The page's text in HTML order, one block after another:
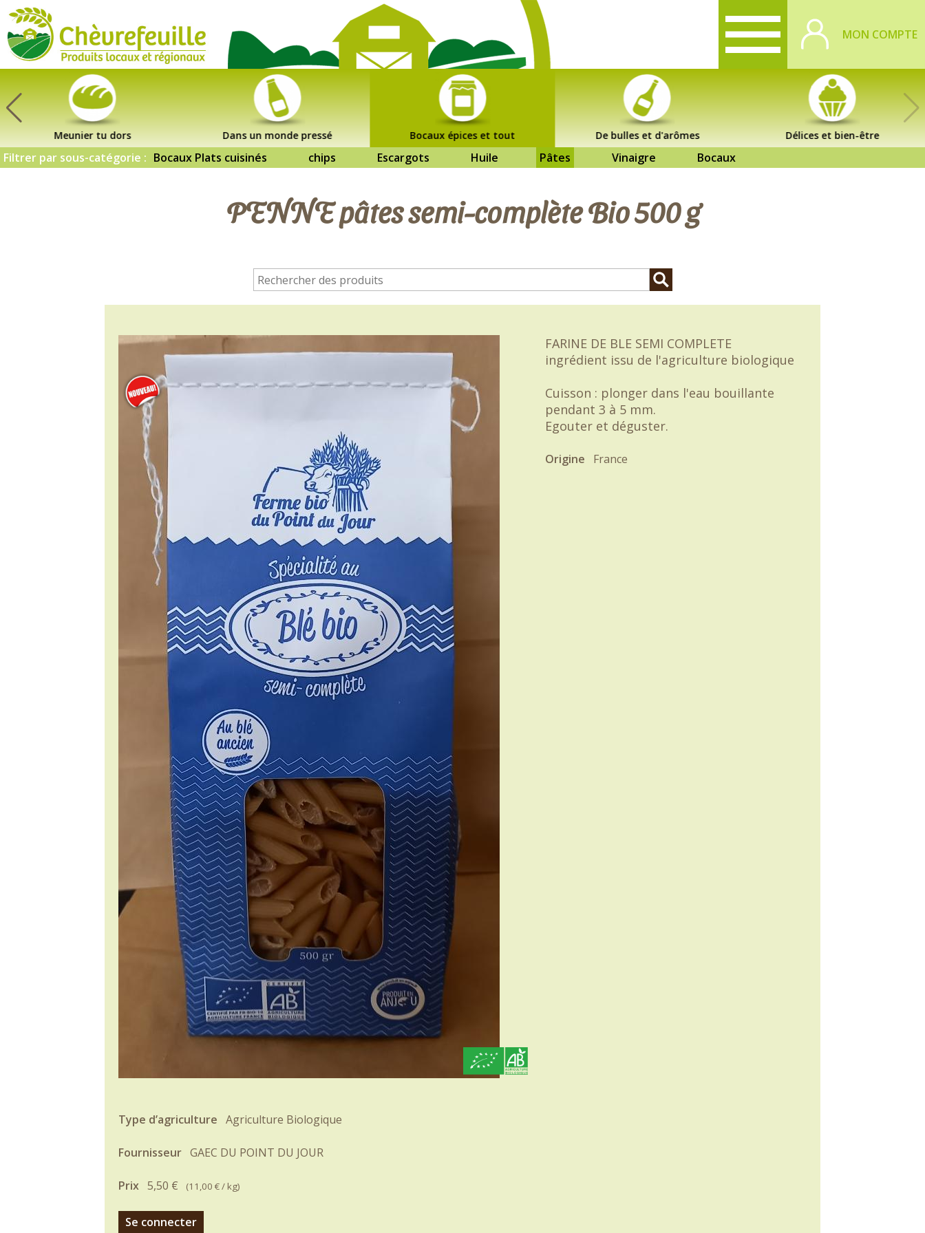
MON COMPTE
Meunier tu dors Dans un monde pressé Bocaux épices et tout De bulles et d'arômes Délices et bien-être
Filtrer par sous-catégorie : Bocaux Plats cuisinés chips Escargots Huile Pâtes Vinaigre Bocaux
PENNE pâtes semi-complète Bio 500 g
FARINE DE BLE SEMI COMPLETE
ingrédient issu de l'agriculture biologique
Cuisson : plonger dans l'eau bouillante
pendant 3 à 5 mm.
Egouter et déguster.
Origine France
Type d’agriculture Agriculture Biologique
Fournisseur GAEC DU POINT DU JOUR
Prix 5,50 € (11,00 €/ kg)
Se connecter